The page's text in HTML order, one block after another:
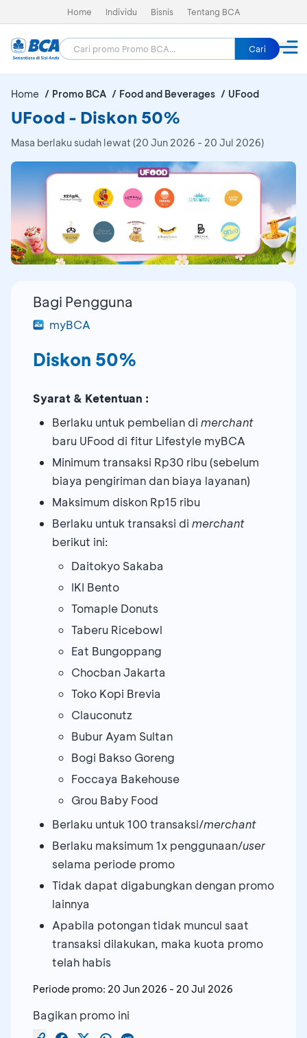
Home Individu Bisnis Tentang BCA
Cari
Home Promo BCA Food and Beverages UFood
UFood - Diskon 50%
Masa berlaku sudah lewat (20 Jun 2026 - 20 Jul 2026)
Bagi Pengguna
myBCA
Diskon 50%
Syarat & Ketentuan :
Berlaku untuk pembelian di merchant
baru UFood di fitur Lifestyle myBCA
Minimum transaksi Rp30 ribu (sebelum
biaya pengiriman dan biaya layanan)
Maksimum diskon Rp15 ribu
Berlaku untuk transaksi di merchant
berikut ini:
Daitokyo Sakaba
IKI Bento
Tomaple Donuts
Taberu Ricebowl
Eat Bungoppang
Chocban Jakarta
Toko Kopi Brevia
Clauconutz
Bubur Ayam Sultan
Bogi Bakso Goreng
Foccaya Bakehouse
Grou Baby Food
Berlaku untuk 100 transaksi/merchant
Berlaku maksimum 1x penggunaan/user
selama periode promo
Tidak dapat digabungkan dengan promo
lainnya
Apabila potongan tidak muncul saat
transaksi dilakukan, maka kuota promo
telah habis
Periode promo: 20 Jun 2026 - 20 Jul 2026
Bagikan promo ini